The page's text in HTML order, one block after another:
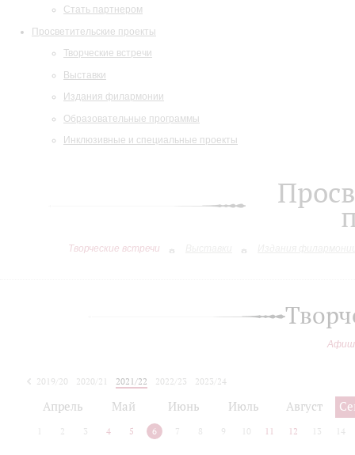
Стать партнером
Просветительские проекты
Творческие встречи
Выставки
Издания филармонии
Образовательные программы
Инклюзивные и специальные проекты
Творческие встречи
2019/20 2020/21 2021/22 2022/23
2023/24
Апрель Май Июнь Июль Август
2 3 4 5 6 7 8 9 10 11 12 13 14